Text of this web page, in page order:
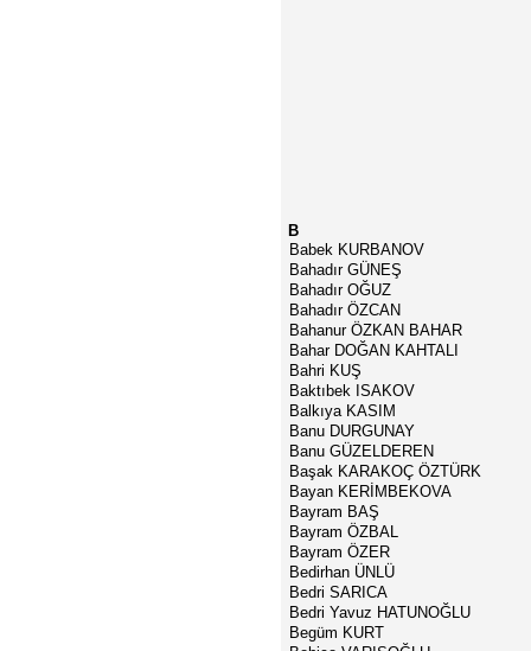
B
Babek KURBANOV
Bahadır GÜNEŞ
Bahadır OĞUZ
Bahadır ÖZCAN
Bahanur ÖZKAN BAHAR
Bahar DOĞAN KAHTALI
Bahri KUŞ
Baktıbek ISAKOV
Balkıya KASIM
Banu DURGUNAY
Banu GÜZELDEREN
Başak KARAKOÇ ÖZTÜRK
Bayan KERİMBEKOVA
Bayram BAŞ
Bayram ÖZBAL
Bayram ÖZER
Bedirhan ÜNLÜ
Bedri SARICA
Bedri Yavuz HATUNOĞLU
Begüm KURT